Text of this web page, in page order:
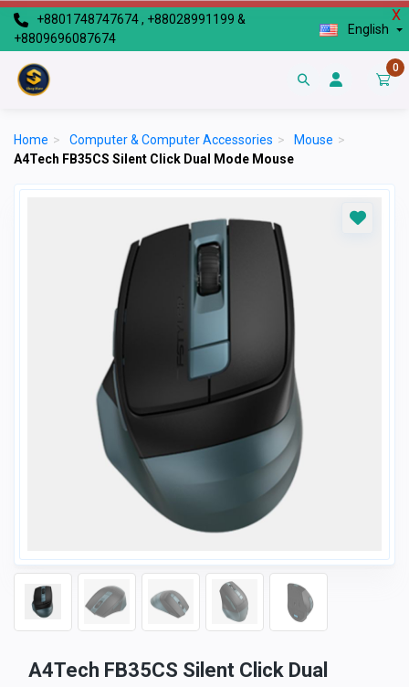
X
+8801748747674 , +88028991199 &
+8809696087674
English
0
Home > Computer & Computer Accessories > Mouse >
A4Tech FB35CS Silent Click Dual Mode Mouse
A4Tech FB35CS Silent Click Dual